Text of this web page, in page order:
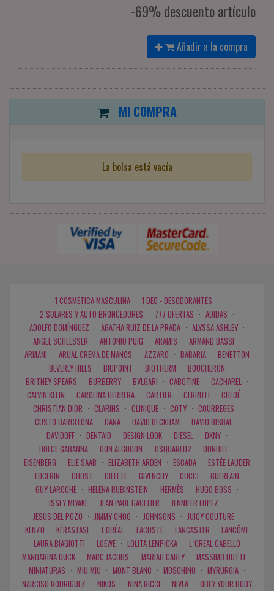
-69% descuento artículo
Añadir a la compra
MI COMPRA
La bolsa está vacía
1 COSMETICA MASCULINA · 1 DEO - DESODORANTES ·
2 SOLARES Y AUTO BRONCEDORES · 777 OFERTAS · ADIDAS ·
ADOLFO DOMÍNGUEZ · AGATHA RUIZ DE LA PRADA · ALYSSA ASHLEY ·
ANGEL SCHLESSER · ANTONIO PUIG · ARAMIS · ARMAND BASSI ·
ARMANI · ARUAL CREMA DE MANOS · AZZARO · BABARIA · BENETTON
· BEVERLY HILLS · BIOPOINT · BIOTHERM · BOUCHERON ·
BRITNEY SPEARS · BURBERRY · BVLGARI · CABOTINE · CACHAREL ·
CALVIN KLEIN · CAROLINA HERRERA · CARTIER · CERRUTI · CHLOÉ ·
CHRISTIAN DIOR · CLARINS · CLINIQUE · COTY · COURREGES ·
CUSTO BARCELONA · DANA · DAVID BECKHAM · DAVID BISBAL ·
DAVIDOFF · DENTAID · DESIGN LOOK · DIESEL · DKNY ·
DOLCE GABANNA · DON ALGODON · DSQUARED2 · DUNHILL ·
EISENBERG · ELIE SAAB · ELIZABETH ARDEN · ESCADA · ESTÉE LAUDER
· EUCERIN · GHOST · GILLETE · GIVENCHY · GUCCI · GUERLAIN ·
GUY LAROCHE · HELENA RUBINSTEIN · HERMÈS · HUGO BOSS ·
ISSEY MIYAKE · JEAN PAUL GAULTIER · JENNIFER LOPEZ ·
JESUS DEL POZO · JIMMY CHOO · JOHNSONS · JUICY COUTURE ·
KENZO · KÉRASTASE · L'ORÉAL · LACOSTE · LANCASTER · LANCÔME
· LAURA BIAGIOTTI · LOEWE · LOLITA LEMPICKA · L`OREAL CABELLO ·
MANDARINA DUCK · MARC JACOBS · MARIAH CAREY · MASSIMO DUTTI ·
MINIATURAS · MIU MIU · MONT BLANC · MOSCHINO · MYRURGIA ·
NARCISO RODRIGUEZ · NIKOS · NINA RICCI · NIVEA · OBEY YOUR BODY